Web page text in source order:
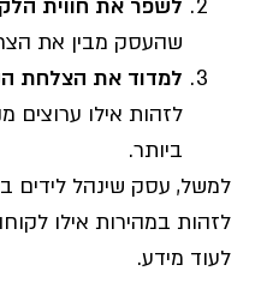
לשפר את חווית
שהעסק מבין את
למדוד את הצלחת
לזהות אילו ערוצים
ביותר.
למשל, עסק שינהל לידים
לזהות במהירות אילו
לעוד מידע.